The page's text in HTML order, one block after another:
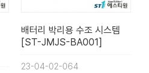
배터리 박리용 수조 시스템
[ST-JMJS-BA001]
23-04-02-064